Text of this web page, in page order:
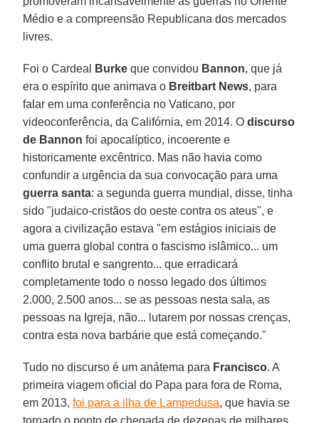
Médio e a compreensão Republicana dos mercados
livres.
Foi o Cardeal Burke que convidou Bannon, que já
era o espírito que animava o Breitbart News, para
falar em uma conferência no Vaticano, por
videoconferência, da Califórnia, em 2014. O discurso
de Bannon foi apocalíptico, incoerente e
historicamente excêntrico. Mas não havia como
confundir a urgência da sua convocação para uma
guerra santa: a segunda guerra mundial, disse, tinha
sido "judaico-cristãos do oeste contra os ateus", e
agora a civilização estava "em estágios iniciais de
uma guerra global contra o fascismo islâmico... um
conflito brutal e sangrento... que erradicará
completamente todo o nosso legado dos últimos
2.000, 2.500 anos... se as pessoas nesta sala, as
pessoas na Igreja, não... lutarem por nossas crenças,
contra esta nova barbárie que está começando."
Tudo no discurso é um anátema para Francisco. A
primeira viagem oficial do Papa para fora de Roma,
em 2013,foi para a ilha de Lampedusa, que havia se
tornado o ponto de chegada de dezenas de milhares